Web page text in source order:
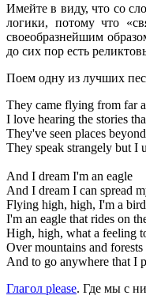
Имейте в виду, что со
логики, потому что
своеобразнейшим
до сих пор есть
Поем одну из лучших
They came flying from far
I love hearing the stories
They've seen places
They speak strangely but I
And I dream I'm an eagle
And I dream I can spread
Flying high, high, I'm a
I'm an eagle that rides on
High, high, what a feeling
Over mountains and forests
And to go anywhere that I
Глагол please. Где мы с